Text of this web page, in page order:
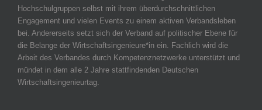
Hochschulgruppen selbst mit ihrem überdurchschnittlichen
Engagement und vielen Events zu einem aktiven Verbandsleben
bei. Andererseits setzt sich der Verband auf politischer Ebene für
die Belange der Wirtschaftsingenieure*in ein. Fachlich wird die
Arbeit des Verbandes durch Kompetenznetzwerke unterstützt und
mündet in dem alle 2 Jahre stattfindenden Deutschen
Wirtschaftsingenieurtag.